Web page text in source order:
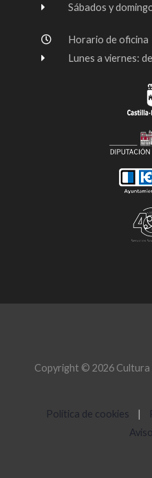
Sábados y
Horario de oficina
Lunes a viernes:
Copyright © 2026 Cultura
Política de cookies |